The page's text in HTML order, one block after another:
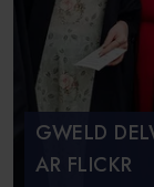
GWELD
AR FLICKR